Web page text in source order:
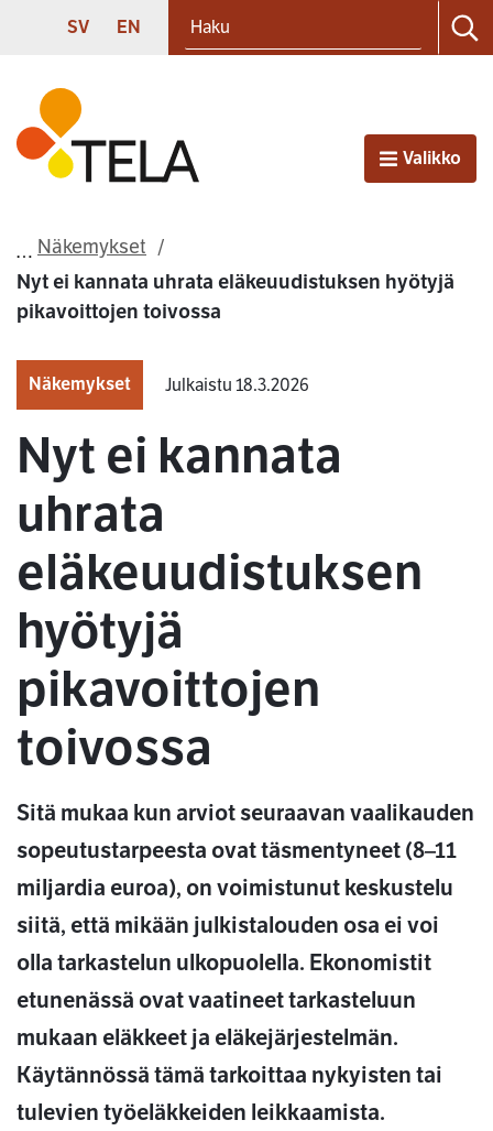
Siirry sisältöön
SVENSKA
SV ENGLISH
EN
Etusivu
AvaaValikko
Näkemykset
Nyt ei kannata uhrata eläkeuudistuksen hyötyjä
pikavoittojen toivossa
Näkemykset Julkaistu 18.3.2026
Nyt ei kannata
uhrata
eläkeuudistuksen
hyötyjä
pikavoittojen
toivossa
Sitä mukaa kun arviot seuraavan vaalikauden
sopeutustarpeesta ovat täsmentyneet (8–11
miljardia euroa), on voimistunut keskustelu
siitä, että mikään julkistalouden osa ei voi
olla tarkastelun ulkopuolella. Ekonomistit
etunenässä ovat vaatineet tarkasteluun
mukaan eläkkeet ja eläkejärjestelmän.
Käytännössä tämä tarkoittaa nykyisten tai
tulevien työeläkkeiden leikkaamista.